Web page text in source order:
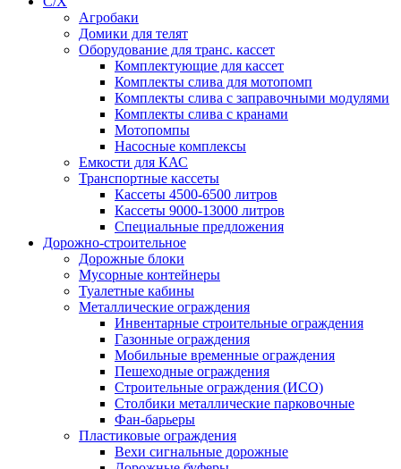
Агробаки
Домики для телят
Оборудование для транс. кассет
Комплектующие для кассет
Комплекты слива для мотопомп
Комплекты слива с заправочными модулями
Комплекты слива с кранами
Мотопомпы
Насосные комплексы
Емкости для КАС
Транспортные кассеты
Кассеты 4500-6500 литров
Кассеты 9000-13000 литров
Специальные предложения
Дорожно-строительное
Дорожные блоки
Мусорные контейнеры
Туалетные кабины
Металлические ограждения
Инвентарные строительные ограждения
Газонные ограждения
Мобильные временные ограждения
Пешеходные ограждения
Строительные ограждения (ИСО)
Столбики металлические парковочные
Фан-барьеры
Пластиковые ограждения
Вехи сигнальные дорожные